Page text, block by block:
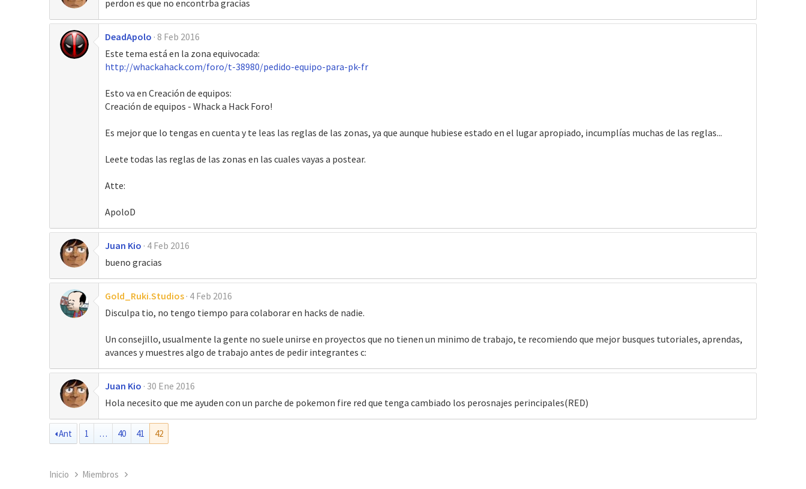
perdon es que no encontrba gracias
DeadApolo 8 Feb 2016
Este tema está en la zona equivocada:
http://whackahack.com/foro/t-38980/pedido-equipo-para-pk-fr
Esto va en Creación de equipos:
Creación de equipos - Whack a Hack Foro!
Es mejor que lo tengas en cuenta y te leas las reglas de las zonas, ya que aunque hubiese estado en el lugar apropiado, incumplías muchas de las reglas...
Leete todas las reglas de las zonas en las cuales vayas a postear.
Atte:
ApoloD
Juan Kio 4 Feb 2016
bueno gracias
Gold_Ruki.Studios 4 Feb 2016
Disculpa tio, no tengo tiempo para colaborar en hacks de nadie.
Un consejillo, usualmente la gente no suele unirse en proyectos que no tienen un minimo de trabajo, te recomiendo que mejor busques tutoriales, aprendas,
avances y muestres algo de trabajo antes de pedir integrantes c:
Juan Kio 30 Ene 2016
Hola necesito que me ayuden con un parche de pokemon fire red que tenga cambiado los perosnajes perincipales(RED)
Ant 1 … 40 41 42
Inicio Miembros